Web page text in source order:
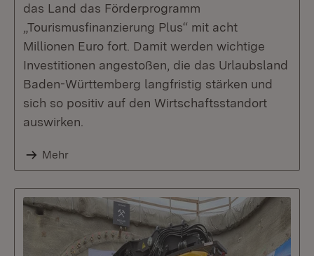
das Land das Förderprogramm
„Tourismusfinanzierung Plus“ mit acht
Millionen Euro fort. Damit werden wichtige
Investitionen angestoßen, die das Urlaubsland
Baden-Württemberg langfristig stärken und
sich so positiv auf den Wirtschaftsstandort
auswirken.
Mehr